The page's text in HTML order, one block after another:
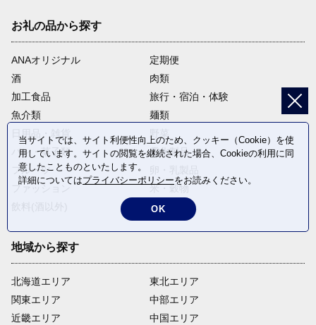
お礼の品から探す
ANAオリジナル
定期便
酒
肉類
加工食品
旅行・宿泊・体験
魚介類
麺類
日用品・雑貨
野菜
パン・菓子類
電化製品
フルーツ
ファッション
米・穀物
返礼品なし
地域から探す
北海道エリア
関東エリア
近畿エリア
東北エリア
中部エリア
中国エリア
当サイトでは、サイト利便性向上のため、クッキー（Cookie）を使
用しています。サイトの閲覧を継続された場合、Cookieの利用に同
意したことものといたします。
詳細についてはプライバシーポリシーをお読みください。
OK